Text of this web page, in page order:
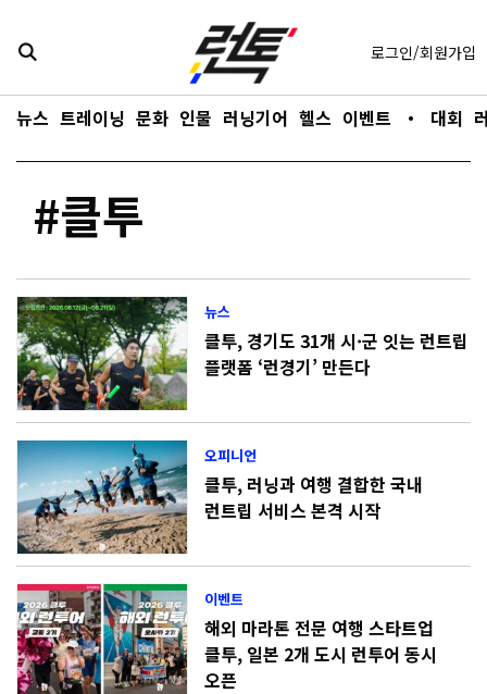
바로가기
뉴스 트레이닝 문화 인물 러닝기어 헬스 이벤트 ・ 대회
로그인/회원가입
#클투
뉴스
클투, 경기도 31개 시·군 잇는 런트립
플랫폼 ‘런경기’ 만든다
오피니언
클투, 러닝과 여행 결합한 국내
런트립 서비스 본격 시작
이벤트
해외 마라톤 전문 여행 스타트업
클투, 일본 2개 도시 런투어 동시
오픈